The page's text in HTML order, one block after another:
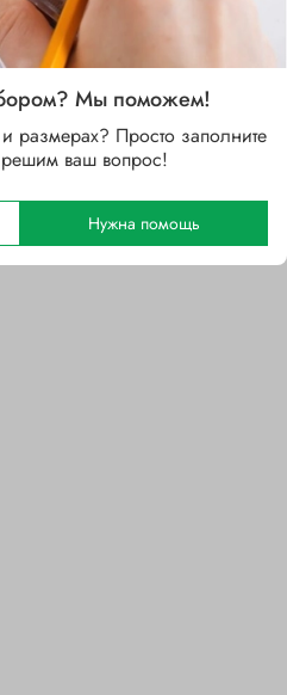
сторон)
Мы поможем!
размерах? Просто заполните
ваш вопрос!
Нужна помощь